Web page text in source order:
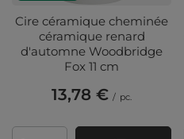
Cire céramique cheminée
céramique renard
d'automne Woodbridge
Fox 11 cm
13,78 € / pc.